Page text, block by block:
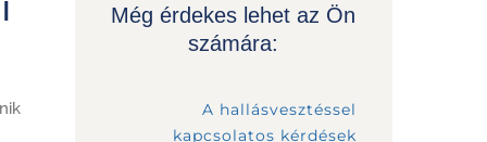
Még érdekes lehet az Ön
számára:
A hallásvesztéssel
kapcsolatos kérdések